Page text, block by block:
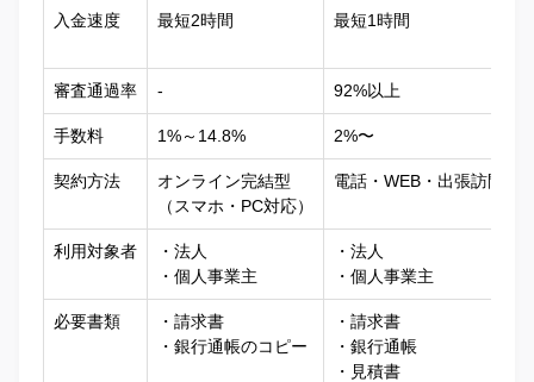
入金速度 最短2時間 最短1時間
審査通過率 ‐ 92%以上
手数料 1%～14.8% 2%〜
契約方法
オンライン完結型
（スマホ・PC対応）
電話・WEB・出張訪問
利用対象者
・法人
・個人事業主
・法人
・個人事業主
必要書類
・請求書
・銀行通帳のコピー
・請求書
・銀行通帳
・見積書